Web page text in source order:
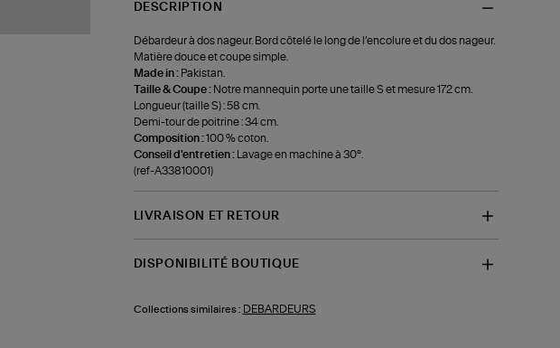
DESCRIPTION
Débardeur à dos nageur. Bord côtelé le long de l’encolure et du dos nageur.
Matière douce et coupe simple.
Made in : Pakistan.
Taille & Coupe : Notre mannequin porte une taille S et mesure 172 cm.
Longueur (taille S) : 58 cm.
Demi-tour de poitrine : 34 cm.
Composition :100 % coton.
Conseil d'entretien :
Lavage en machine à 30°.
(ref-A33810001)
LIVRAISON ET RETOUR
DISPONIBILITÉ BOUTIQUE
Collections similaires : DEBARDEURS